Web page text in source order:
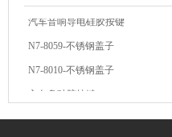
酒罐密封圈
汽车音响导电硅胶按键